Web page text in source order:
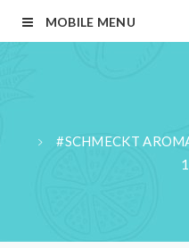
MOBILE MENU
#SCHMECKT